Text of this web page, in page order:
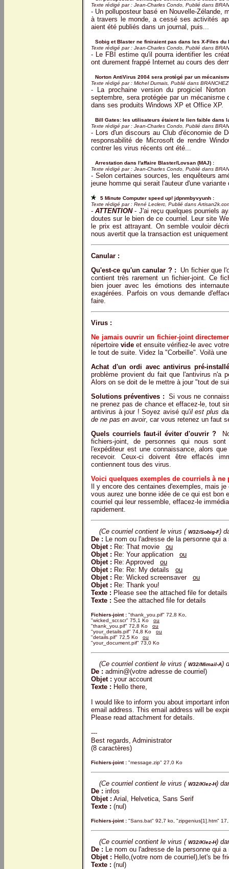
Texte rédigé par : Jean-Charles Condo, Publié dans
- Un polluposteur basé en Nouvelle-Zélande,
à travers le monde, a cessé ses activités
aient été publiés dans un journal, puis...
Sobig et Blaster ne finiraient pas dans les X-Files du
Texte rédigé par : Jean-Charles Condo, Publié dans
- Le FBI estime qu'il pourra identifier les
ont durement frappé Internet au cours des
Norton AntiVirus 2004 sera protégé par un
Texte rédigé par : Michel Dumais, Publié dans
- La prochaine version du progiciel
septembre, sera protégée par un
dans ses produits Windows XP et Office XP.
Bill Gates: les utilisateurs étaient le lien faible dans
Texte rédigé par : Jean-Charles Condo, Publié dans
- Lors d'un discours au Club d'économie de
responsabilité de Microsoft de rendre
contrer les virus récents ont été...
Arrestation dans l'affaire Blaster/Lovsan (MAJ) :
Texte rédigé par : Jean-Charles Condo, Publié dans
- Selon certaines sources, les enquêteurs
jeune homme qui serait l'auteur d'une
5 Minute Computer speed up! jdpnmbyvyunh :
Texte rédigé par : René Leclerc, Publié dans
-ATTENTION- J'ai reçu quelques pourriels
doutes sur le bien de ce courriel. Leur site
le prix est attrayant. On semble vouloir
nous avertit que la transaction est
Canular :
Qu'est-ce qu'un canular ? : Un fichier que
contient très rarement un fichier-joint. Ce
bien jouer avec les émotions des
exagérées. Parfois on vous demande
faire.
Virus :
Ne jamais ouvrir un fichier-joint
répertoirevide et ensuite vérifiez-le avec
le tout de suite. Videz la "Corbeille". Voilà
Achat d'un ordi avec antivirus pré-
problème provient du fait que l'antivirus n'a
Alors on se doit de le mettre à jour "tout de
Solutions préventives : Si vous ne
ne prenez pas de chance et effacez-le, tout
antivirus à jour ! Soyez avisé qu'il est plus
de ne pas en avoir, car vous retenez un faut
Quels courriels faut-il éviter d'ouvrir ?
fichiers-joint, de personnes qui nous
l'expéditeur est une connaissance, alors
recevoir. Ceux-ci doivent être effacés
contiennent tous des virus.
Voici quelques exemples de courriels à ne
Il y encore des centaines d'exemples, mais
vous aurez une bonne idée de ce qui est
courriel qui leur ressemble, effacez-le
rapidement.
(Ce courriel contient le virus (W32/Sobig-F)
De : Le nom ou l'adresse de la personne qui
Objet : Re: That movie ou
Objet : Re: Your application ou
Objet : Re: Approved ou
Objet : Re: Re: My details ou
Objet : Re: Wicked screensaver ou
Objet : Re: Thank you!
Texte : Please see the attached file for
Texte : See the attached file for details
Fichiers-joint : "thank_you.pif" 72,8 Ko,
"wicked_scr.scr" 75,1 Ko ou
"thank_you.pif" 72,8 Ko ou
"your_details.pif" 74,8 Ko ou
"details.pif" 72,5 Ko ou
"your_document.pif" 73,0 Ko
(Ce courriel contient le virus (W32/Mimail-A)
De : admin@(votre adresse de courriel)
Objet : your account
Texte : Hello there,
I would like to inform you about important
email address. This email address will be
Please read attachment for details.
---
Best regards, Administrator
(8 caractères)
Fichiers-joint : "message.zip" 27,0 Ko
(Ce courriel contient le virus (W32/Klez-H)
De : infos
Objet : Arial, Helvetica, Sans Serif
Texte : (nul)
Fichiers-joint : "Sans.bat" 92,7 ko, "zipgenius[1].htm"
(Ce courriel contient le virus (W32/Klez-H)
De : Le nom ou l'adresse de la personne qui
Objet : Hello,(votre nom de courriel),let's be
Texte : (nul)